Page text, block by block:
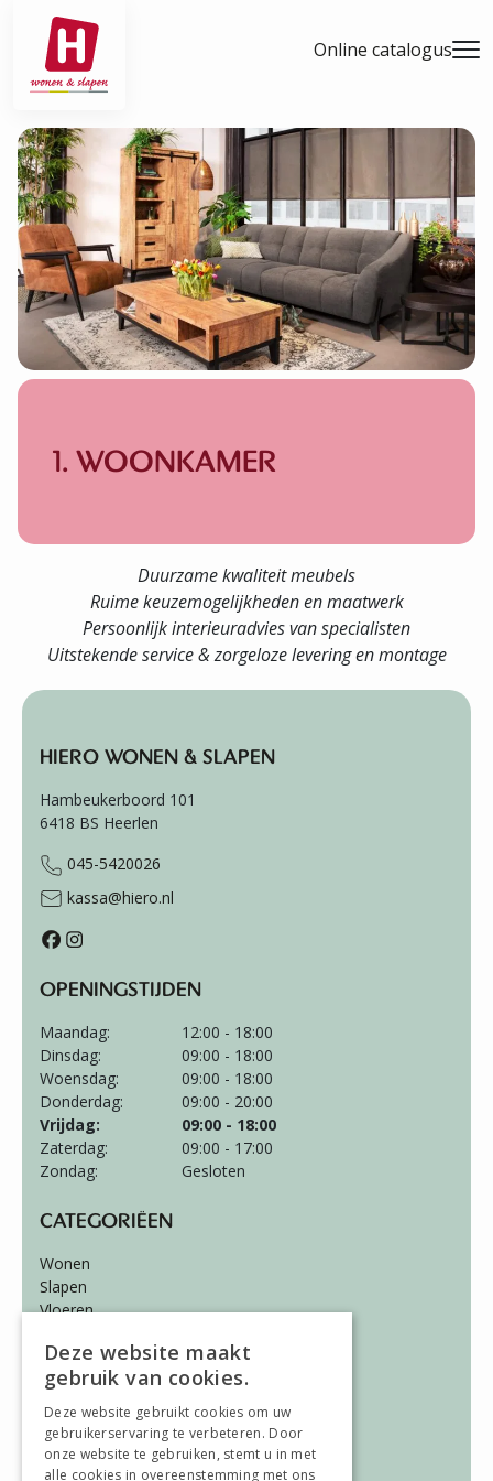
Online catalogus
1. WOONKAMER
Duurzame kwaliteit meubels
Ruime keuzemogelijkheden en maatwerk
Persoonlijk interieuradvies van specialisten
Uitstekende service & zorgeloze levering en montage
HIERO WONEN & SLAPEN
Hambeukerboord 101
6418 BS Heerlen
045-5420026
kassa@hiero.nl
OPENINGSTIJDEN
Maandag:
12:00 - 18:00
Dinsdag:
09:00 - 18:00
Woensdag:
09:00 - 18:00
Donderdag:
09:00 - 20:00
Vrijdag:
09:00 - 18:00
Zaterdag:
09:00 - 17:00
Zondag:
Gesloten
CATEGORIËEN
Wonen
Slapen
Vloeren
ALGEMEEN
Vacatures
Wooninspiratie
Over ons
Deze website maakt
gebruik van cookies.
Deze website gebruikt cookies om uw
gebruikerservaring te verbeteren. Door
onze website te gebruiken, stemt u in met
alle cookies in overeenstemming met ons